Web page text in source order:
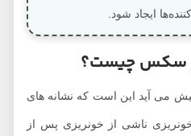
ایجاد شود.
سکس چیست؟
آید این است که نشانه های
ناشی از خونریزی پس از